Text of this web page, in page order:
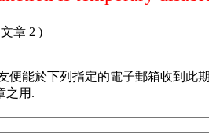
章 2 )
便能於下列指定的電子郵箱收到此
之用.